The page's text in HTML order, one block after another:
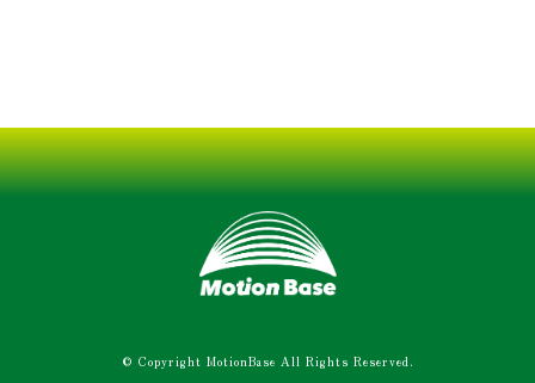
© Copyright MotionBase All Rights Reserved.